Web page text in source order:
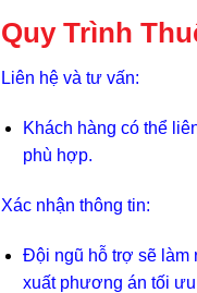
Quy Trình
Liên hệ và tư vấn:
Khách hàng có thể
phù hợp.
Xác nhận thông tin:
Đội ngũ hỗ trợ sẽ làm
xuất phương án tối ưu